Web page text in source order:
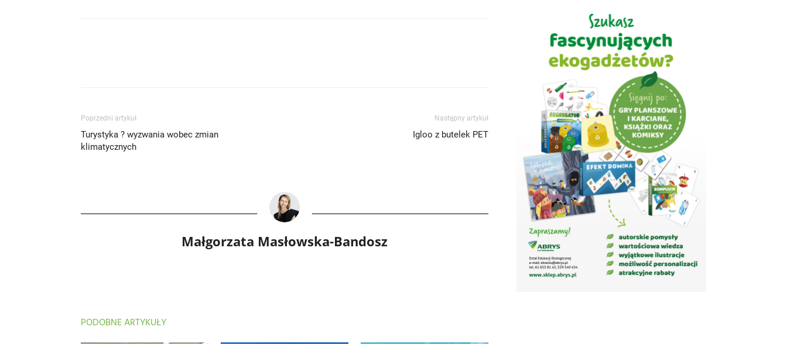
Poprzedni artykuł
Turystyka ? wyzwania wobec zmian
klimatycznych
Następny artykuł
Igloo z butelek PET
Małgorzata Masłowska-Bandosz
PODOBNE ARTYKUŁY